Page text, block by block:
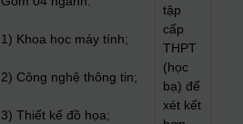
1) Khoa học máy tính;
2) Công nghệ thông tin;
3) Thiết kế đồ họa;
tập
cấp
THPT
(học
bạ) để
xét kết